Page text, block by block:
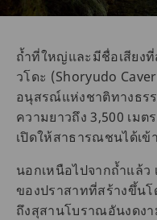
ถ้ำที่ใหญ่และมีชื่อเสียง
วโดะ (Shoryudo
อนุสรณ์แห่งชาติทางธร
ความยาวถึง 3,500 เม
เปิดให้สาธารณชนได้เข้
นอกเหนือไปจากถ้ำแล้ว
ของปราสาทที่สร้างขึ้น
ถึงสุสานโบราณอันงดง